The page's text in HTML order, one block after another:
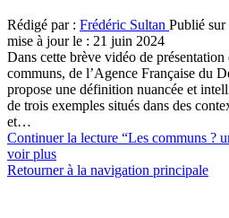
Rédigé par : Frédéric Sultan Publié sur
mise à jour le : 21 juin 2024
Dans cette brève vidéo de présentation
communs, de l’Agence Française du
propose une définition nuancée et
de trois exemples situés dans des
et…
Continuer la lecture “Les communs ?
voir plus
Retourner à la navigation principale